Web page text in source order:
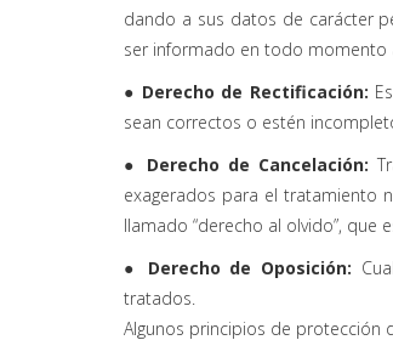
dando a sus datos de carácter
ser informado en todo momento
● Derecho de Rectificación:
sean correctos o estén
● Derecho de Cancelación:
exagerados para el tratamiento
llamado “derecho al olvido”, que
● Derecho de Oposición:
tratados.
Algunos principios de protección